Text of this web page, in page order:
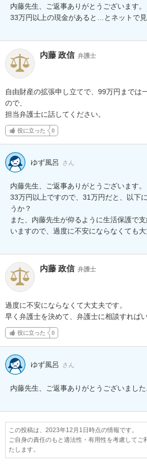
内藤先生、ご返事ありがとうございます。
内藤 政信 弁護士
自由財産の拡張申し立てで、99万円までは
ので、
担当弁護士に話してください。
役に立った 0
ゆず風呂 さん
内藤先生、ご返事ありがとうございます。
33万円以上ですので、31万円だと、以下
うか？
また、内藤先生が仰るように生活保護で
いますので、過度に不安にならなくても
内藤 政信 弁護士
過度に不安にならなくて大丈夫です。
早く弁護士を決めて、弁護士に相談すれば
役に立った 0
ゆず風呂 さん
内藤先生、ご返事ありがとうございました
この投稿は、2023年12月1日時点の情報です。
ご自身の責任のもと適法性・有用性を考慮してご
たします。